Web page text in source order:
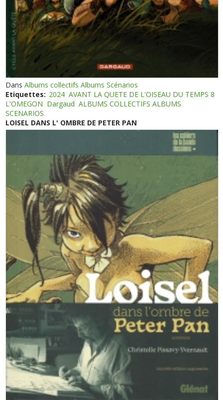
DansAlbums collectifs Albums Scénarios
Etiquettes: 2024 AVANT LA QUETE DE L'OISEAU DU TEMPS 8
L'OMEGON Dargaud ALBUMS COLLECTIFS ALBUMS
SCENARIOS
LOISEL DANS L' OMBRE DE PETER PAN